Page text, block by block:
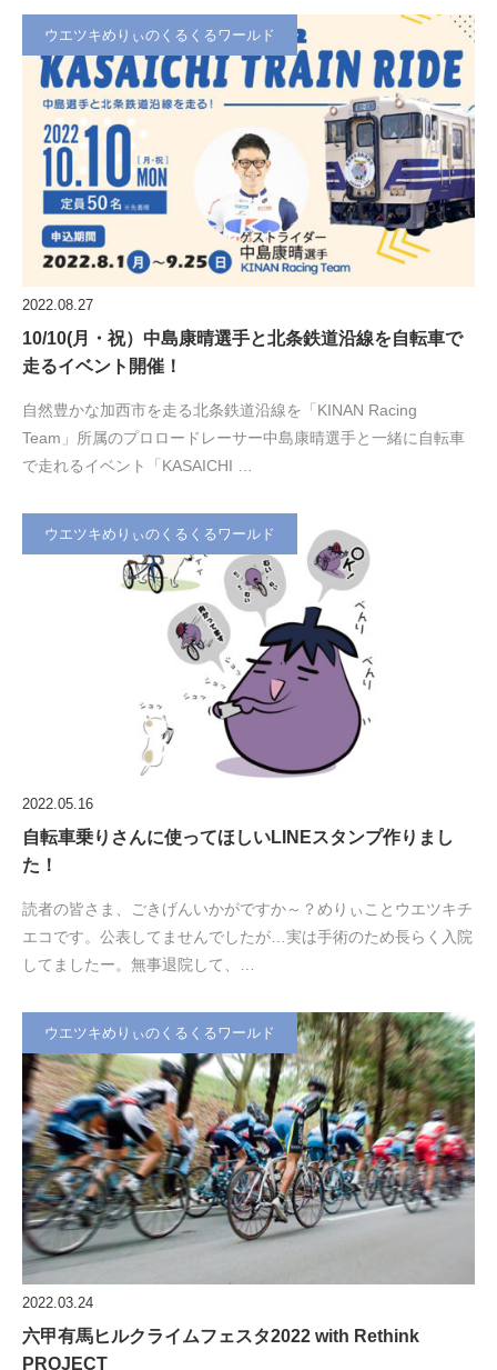
ウエツキめりぃのくるくるワールド
2022.08.27
10/10(月・祝）中島康晴選手と北条鉄道沿線を自転車で
走るイベント開催！
自然豊かな加西市を走る北条鉄道沿線を「KINAN Racing
Team」所属のプロロードレーサー中島康晴選手と一緒に自転車
で走れるイベント「KASAICHI …
ウエツキめりぃのくるくるワールド
2022.05.16
自転車乗りさんに使ってほしいLINEスタンプ作りまし
た！
読者の皆さま、ごきげんいかがですか～？めりぃことウエツキチ
エコです。公表してませんでしたが…実は手術のため長らく入院
してましたー。無事退院して、…
ウエツキめりぃのくるくるワールド
2022.03.24
六甲有馬ヒルクライムフェスタ2022 with Rethink
PROJECT